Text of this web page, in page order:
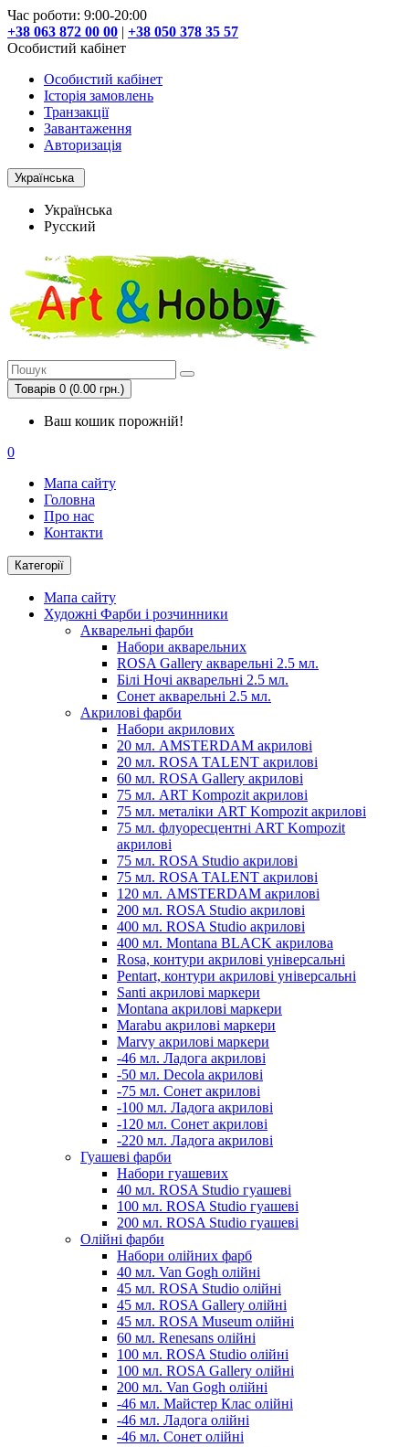
Час роботи: 9:00-20:00
+38 063 872 00 00 | +38 050 378 35 57
Особистий кабінет
Особистий кабінет
Історія замовлень
Транзакції
Завантаження
Авторизація
Українська
Українська
Русский
Товарів 0 (0.00 грн.)
Ваш кошик порожній!
0
Мапа сайту
Головна
Про нас
Контакти
Категорії
Мапа сайту
Художні Фарби і розчинники
Акварельні фарби
Набори акварельних
ROSA Gallery акварельні 2.5 мл.
Білі Ночі акварельні 2.5 мл.
Сонет акварельні 2.5 мл.
Акрилові фарби
Набори акрилових
20 мл. AMSTERDAM акрилові
20 мл. ROSA TALENT акрилові
60 мл. ROSA Gallery акрилові
75 мл. ART Kompozit акрилові
75 мл. металіки ART Kompozit акрилові
75 мл. флуоресцентні ART Kompozit
акрилові
75 мл. ROSA Studio акрилові
75 мл. ROSA TALENT акрилові
120 мл. AMSTERDAM акрилові
200 мл. ROSA Studio акрилові
400 мл. ROSA Studio акрилові
400 мл. Montana BLACK акрилова
Rosa, контури акрилові універсальні
Pentart, контури акрилові універсальні
Santi акрилові маркери
Montana акрилові маркери
Marabu акрилові маркери
Marvy акрилові маркери
-46 мл. Ладога акрилові
-50 мл. Decola акрилові
-75 мл. Сонет акрилові
-100 мл. Ладога акрилові
-120 мл. Сонет акрилові
-220 мл. Ладога акрилові
Гуашеві фарби
Набори гуашевих
40 мл. ROSA Studio гуашеві
100 мл. ROSA Studio гуашеві
200 мл. ROSA Studio гуашеві
Олійні фарби
Набори олійних фарб
40 мл. Van Gogh олійні
45 мл. ROSA Studio олійні
45 мл. ROSA Gallery олійні
45 мл. ROSA Museum олійні
60 мл. Renesans олійні
100 мл. ROSA Studio олійні
100 мл. ROSA Gallery олійні
200 мл. Van Gogh олійні
-46 мл. Майстер Клас олійні
-46 мл. Ладога олійні
-46 мл. Сонет олійні